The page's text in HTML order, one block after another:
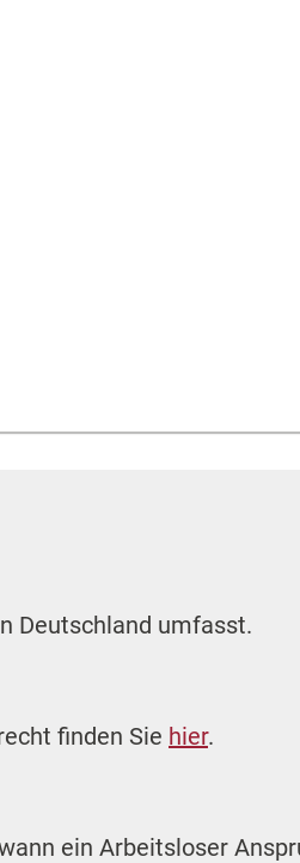
Deutschland umfasst.
finden Sie hier.
ein Arbeitsloser